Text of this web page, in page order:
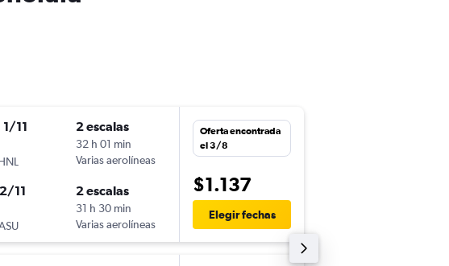
11 2 escalas
32 h 01 min
Varias aerolíneas
11 2 escalas
31 h 30 min
Varias aerolíneas
Oferta encontrada
el 3/8
$1.137
Elegir fechas